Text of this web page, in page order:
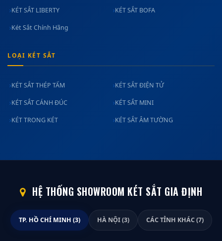
KÉT SẮT LIBERTY KÉT SẮT BOFA
Két Sắt Chính Hãng
LOẠI KÉT SẮT
KÉT SẮT THÉP TẤM KÉT SẮT ĐIỆN TỬ
KÉT SẮT CÁNH ĐÚC KÉT SẮT MINI
KÉT TRONG KÉT KÉT SẮT ÂM TƯỜNG
HỆ THỐNG SHOWROOM KÉT SẮT GIA ĐỊNH
TP. HỒ CHÍ MINH (3) HÀ NỘI (3) CÁC TỈNH KHÁC (7)